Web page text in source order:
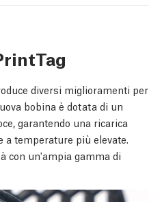
diversi miglioramenti per
bobina è dotata di un
garantendo una ricarica
a temperature più elevate.
con un'ampia gamma di